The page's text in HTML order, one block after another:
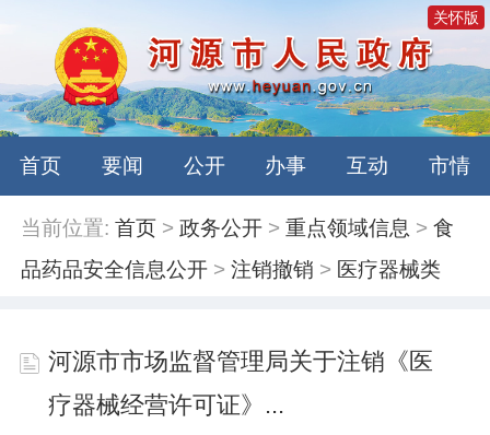
关怀版
首页 要闻 公开 办事 互动 市情
当前位置: 首页 >政务公开 >重点领域信息 >食
品药品安全信息公开 >注销撤销 > 医疗器械类
河源市市场监督管理局关于注销《医
疗器械经营许可证》...